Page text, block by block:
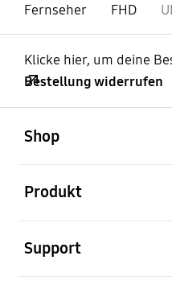
Fernseher
FHD
Klicke hier, um deine
Bestellung widerrufen
Shop
Produkt
Support